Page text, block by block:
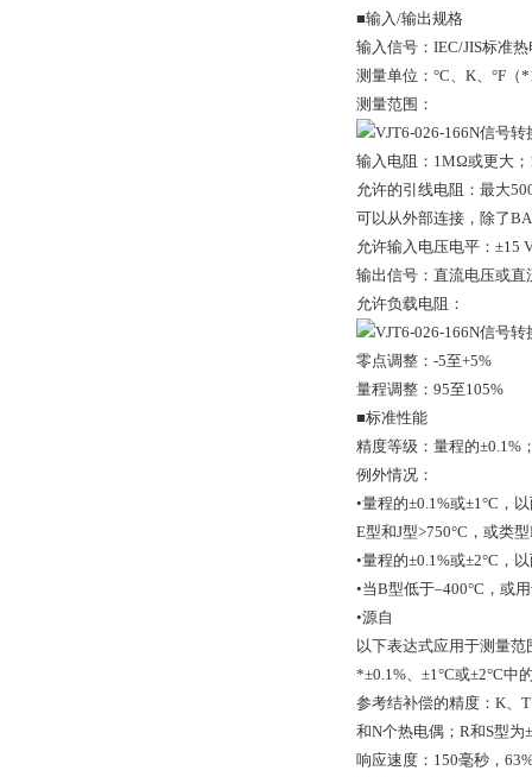
■输入/输出规格
输入信号：IEC/JIS标准
测量单位：°C、K、°F
测量范围：
输入电阻：1MΩ或更大
允许的引线电阻：最大
可以从外部连接，除了
允许输入电压电平：±15
输出信号：直流电压或直
允许负载电阻：
零点调整：-5至+5%
量程调整：95至105%
■标准性能
精度等级：量程的±0.1%
例外情况：
•量程的±0.1%或±1°C，
E型和J型>750°C，或类
•量程的±0.1%或±2°C，
•当B型低于–400°C，或
•源自
以下表达式应用于测量
*±0.1%、±1°C或±2°C中
参考结补偿的精度：K、T
和N个热电偶；R和S型为
响应速度：150毫秒，